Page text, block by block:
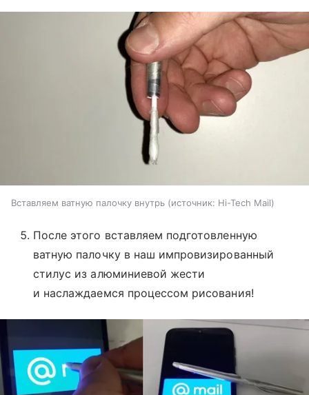
Вставляем ватную палочку внутрь источник: Hi-Tech Mail
После этого вставляем подготовленную
ватную палочку в наш импровизированный
стилус из алюминиевой жести
и наслаждаемся процессом рисования!